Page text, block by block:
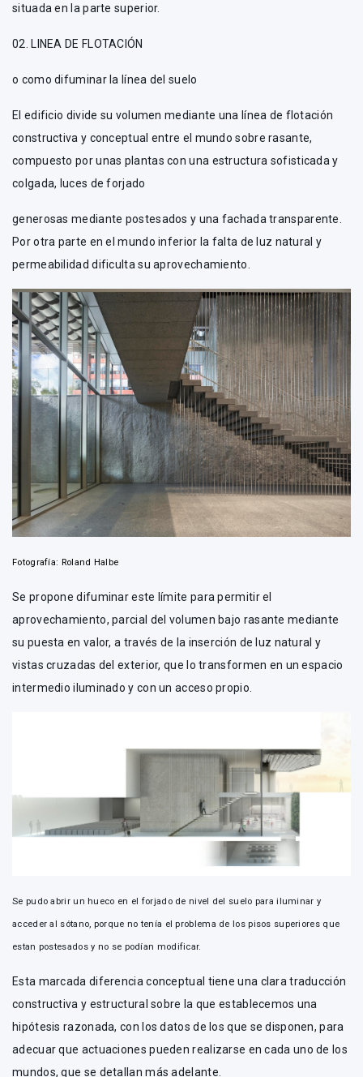
situada en la parte superior.
02. LINEA DE FLOTACIÓN
o como difuminar la línea del suelo
El edificio divide su volumen mediante una línea de flotación
constructiva y conceptual entre el mundo sobre rasante,
compuesto por unas plantas con una estructura sofisticada y
colgada, luces de forjado
generosas mediante postesados y una fachada transparente.
Por otra parte en el mundo inferior la falta de luz natural y
permeabilidad dificulta su aprovechamiento.
Fotografía: Roland Halbe
Se propone difuminar este límite para permitir el
aprovechamiento, parcial del volumen bajo rasante mediante
su puesta en valor, a través de la inserción de luz natural y
vistas cruzadas del exterior, que lo transformen en un espacio
intermedio iluminado y con un acceso propio.
Se pudo abrir un hueco en el forjado de nivel del suelo para iluminar y
acceder al sótano, porque no tenía el problema de los pisos superiores que
estan postesados y no se podían modificar.
Esta marcada diferencia conceptual tiene una clara traducción
constructiva y estructural sobre la que establecemos una
hipótesis razonada, con los datos de los que se disponen, para
adecuar que actuaciones pueden realizarse en cada uno de los
mundos, que se detallan más adelante.